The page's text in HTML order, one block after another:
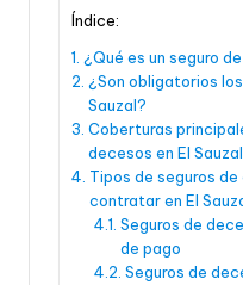
Índice:
¿Qué es un seguro
¿Son obligatorios
Sauzal?
Coberturas
decesos en El Sauzal
Tipos de seguros
contratar en El
Seguros de
de pago
Seguros de